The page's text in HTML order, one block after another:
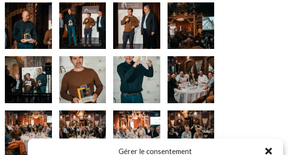
Gérer le consentement